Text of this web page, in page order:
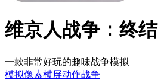
维京人战争：终结
一款非常好玩的趣味战争模拟
模拟像素横屏动作战争